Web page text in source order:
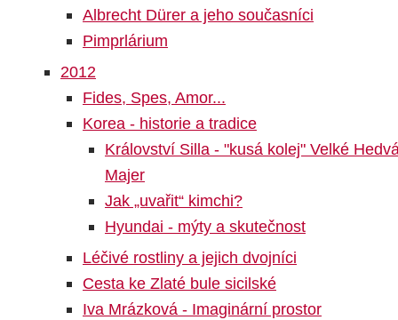
Albrecht Dürer a jeho současníci
Pimprlárium
2012
Fides, Spes, Amor...
Korea - historie a tradice
Království Silla - "kusá kolej" Velké
Majer
Jak „uvařit“ kimchi?
Hyundai - mýty a skutečnost
Léčivé rostliny a jejich dvojníci
Cesta ke Zlaté bule sicilské
Iva Mrázková - Imaginární prostor